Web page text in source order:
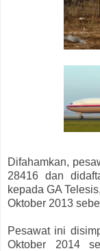
Difahamkan,
28416 dan
kepada GA
Oktober 2013
Pesawat ini
Oktober 2014